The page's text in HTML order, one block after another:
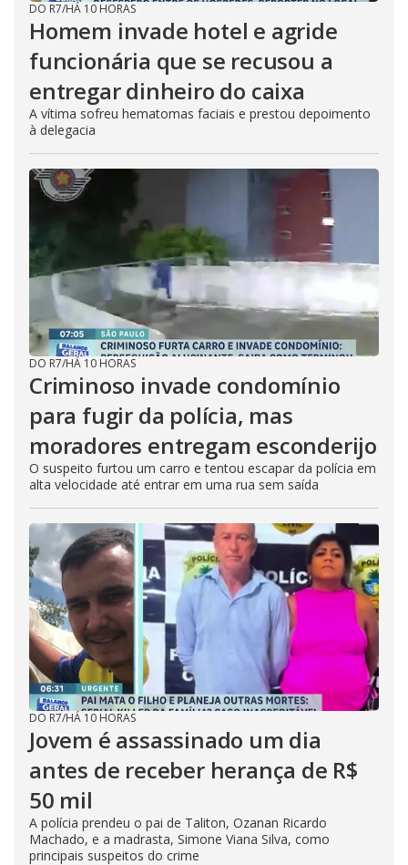
DO R7/HÁ 10 HORAS
Homem invade hotel e agride
funcionária que se recusou a
entregar dinheiro do caixa
A vítima sofreu hematomas faciais e prestou depoimento
à delegacia
DO R7/HÁ 10 HORAS
Criminoso invade condomínio
para fugir da polícia, mas
moradores entregam esconderijo
O suspeito furtou um carro e tentou escapar da polícia em
alta velocidade até entrar em uma rua sem saída
DO R7/HÁ 10 HORAS
Jovem é assassinado um dia
antes de receber herança de R$
50 mil
A polícia prendeu o pai de Taliton, Ozanan Ricardo
Machado, e a madrasta, Simone Viana Silva, como
principais suspeitos do crime